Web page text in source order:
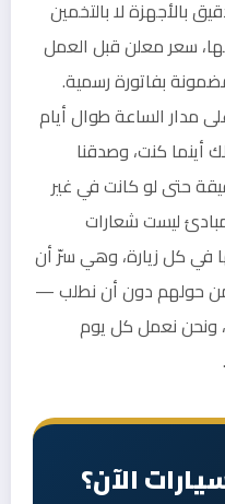
بالأجهزة لا بالتخمين
سعر معلن قبل العمل
بفاتورة رسمية.
مدار الساعة طوال أيام
أينما كنت، وصدقنا
حتى لو كانت في غير
ليست شعارات
في كل زيارة، وهي سرّ أن
لمن حولهم دون أن نطلب —
ونحن نعمل كل يوم
الآن؟